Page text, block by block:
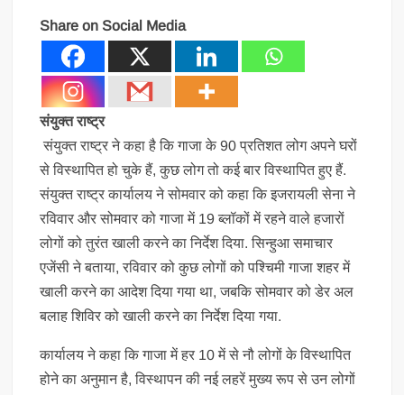
Share on Social Media
संयुक्त राष्ट्र
संयुक्त राष्ट्र ने कहा है कि गाजा के 90 प्रतिशत लोग अपने घरों
से विस्थापित हो चुके हैं, कुछ लोग तो कई बार विस्थापित हुए हैं.
संयुक्त राष्ट्र कार्यालय ने सोमवार को कहा कि इजरायली सेना ने
रविवार और सोमवार को गाजा में 19 ब्लॉकों में रहने वाले हजारों
लोगों को तुरंत खाली करने का निर्देश दिया. सिन्हुआ समाचार
एजेंसी ने बताया, रविवार को कुछ लोगों को पश्चिमी गाजा शहर में
खाली करने का आदेश दिया गया था, जबकि सोमवार को डेर अल
बलाह शिविर को खाली करने का निर्देश दिया गया.
कार्यालय ने कहा कि गाजा में हर 10 में से नौ लोगों के विस्थापित
होने का अनुमान है, विस्थापन की नई लहरें मुख्य रूप से उन लोगों